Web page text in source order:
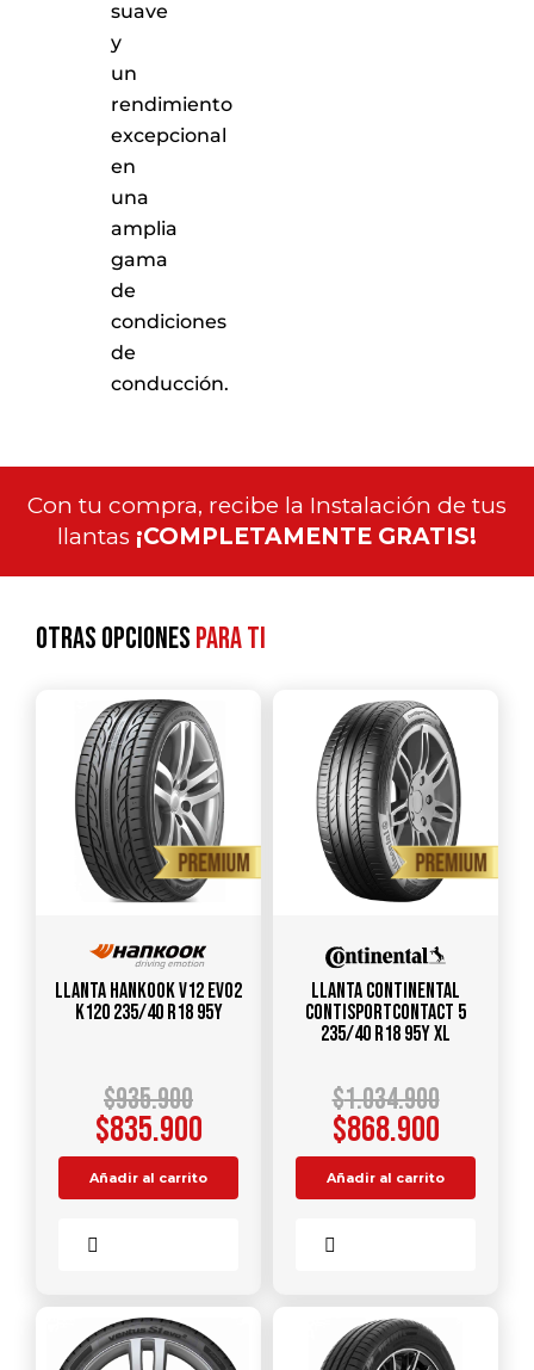
suave
y
un
rendimiento
excepcional
en
una
amplia
gama
de
condiciones
de
conducción.
Con tu compra, recibe la Instalación de tus
llantas ¡COMPLETAMENTE GRATIS!
Otras opcionespara ti
Llanta HANKOOK V12 Evo2
K120 235/40 R18 95Y
$935.900
$835.900
Añadir al carrito
Llanta CONTINENTAL
ContiSportContact 5
235/40 R18 95Y XL
$1.034.900
$868.900
Añadir al carrito